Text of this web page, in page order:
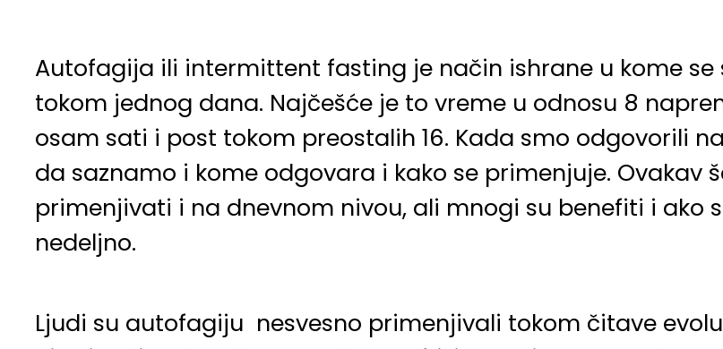
Autofagija ili intermittent fasting je način ishrane u kome
tokom jednog dana. Najčešće je to vreme u odnosu 8
osam sati i post tokom preostalih 16. Kada smo odgovorili
da saznamo i kome odgovara i kako se primenjuje. Ovakav
primenjivati i na dnevnom nivou, ali mnogi su benefiti i ako
nedeljno.
Ljudi su autofagiju nesvesno primenjivali tokom čitave